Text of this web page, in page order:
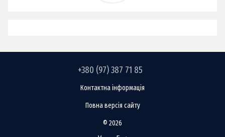
+380 (97) 387 71 85
Контактна інформація
Повна версія сайту
© 2026